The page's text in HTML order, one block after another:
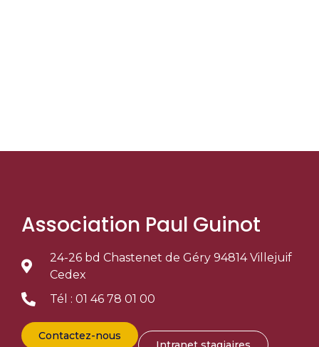
Association Paul Guinot
24-26 bd Chastenet de Géry 94814 Villejuif
Cedex
Tél : 01 46 78 01 00
Contactez-nous